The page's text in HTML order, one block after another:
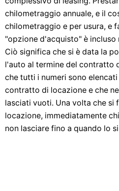
chilometraggio annuale, e il
chilometraggio e per usura, e
"opzione d'acquisto" è
Ciò significa che si è data la
l'auto al termine del contratto
che tutti i numeri sono
contratto di locazione e che
lasciati vuoti. Una volta che si
locazione, immediatamente
non lasciare fino a quando lo